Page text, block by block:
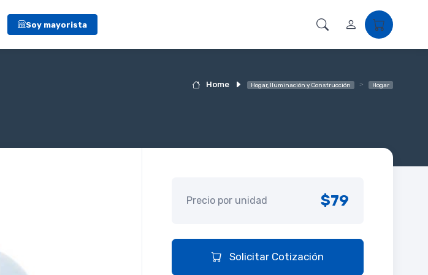
Soy mayorista
Home Hogar, Iluminación y Construcción Hogar
Precio por unidad $79
Solicitar Cotización